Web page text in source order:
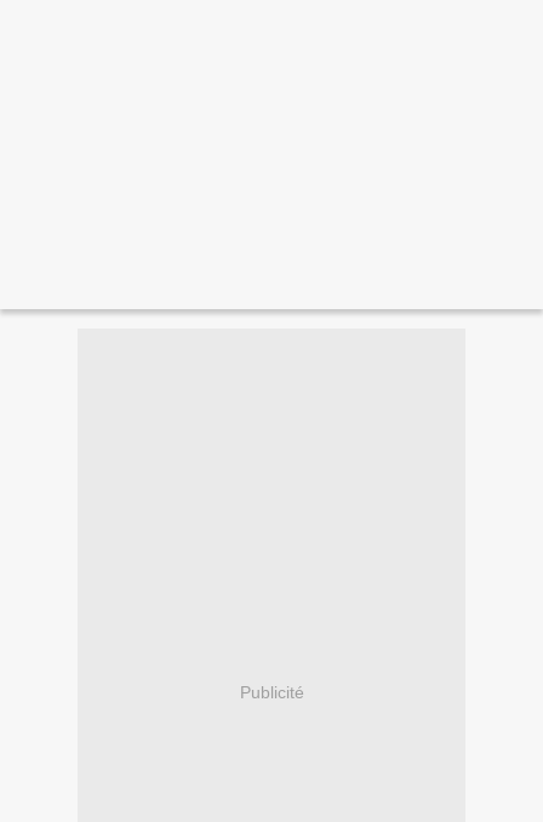
Publicité